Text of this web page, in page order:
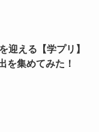
迎える【学プリ】
を集めてみた！